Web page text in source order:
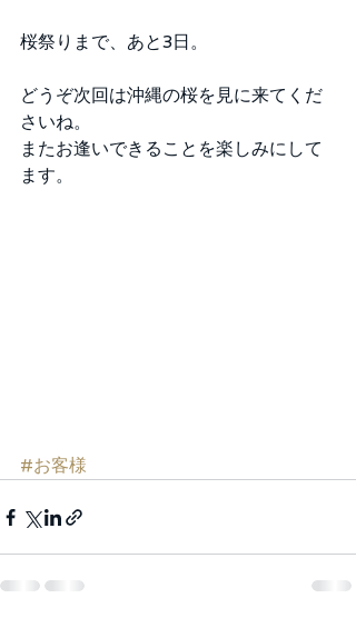
桜祭りまで、あと3日。
どうぞ次回は沖縄の桜を見に来てくだ
さいね。
またお逢いできることを楽しみにして
ます。
#お客様